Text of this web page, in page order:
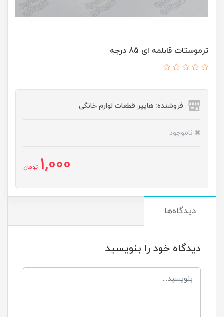
ترموستات قابلمه ای 85 درجه
فروشنده: هایپر قطعات لوازم خانگی
ناموجود
1,000 تومان
دیدگاه‌ها
دیدگاه خود را بنویسید